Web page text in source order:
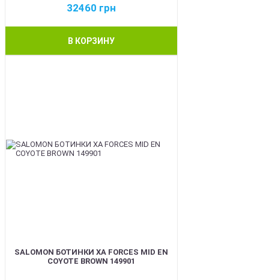
32460 грн
В КОРЗИНУ
SALOMON БОТИНКИ XA FORCES MID EN
COYOTE BROWN 149901